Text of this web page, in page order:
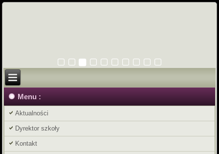
Menu :
Aktualności
Dyrektor szkoły
Kontakt